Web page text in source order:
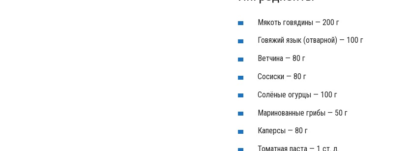
Мякоть говядины — 200 г
Говяжий язык (отварной) — 100 г
Ветчина — 80 г
Сосиски — 80 г
Солёные огурцы — 100 г
Маринованные грибы — 50 г
Каперсы — 80 г
Томатная паста — 1 ст. л.